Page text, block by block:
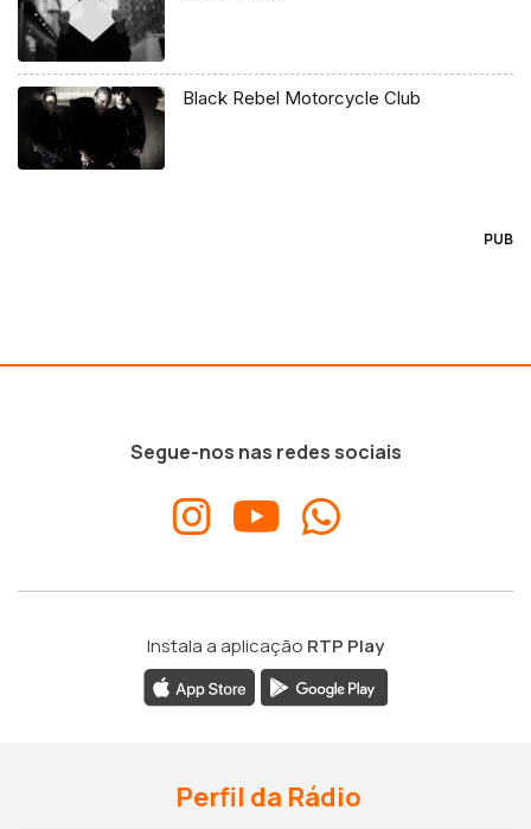
Black Rebel Motorcycle Club
PUB
Segue-nos nas redes sociais
Instala a aplicação RTP Play
Perfil da Rádio